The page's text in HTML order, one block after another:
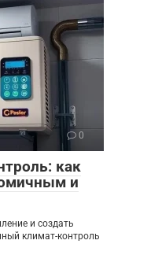
0
как
и
и создать
климат-контроль